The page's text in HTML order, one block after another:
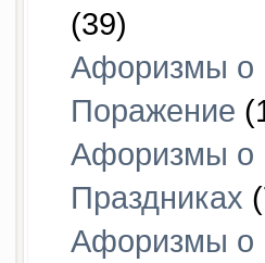
(39)
Афоризмы о
Поражение
Афоризмы о
Праздниках
Афоризмы о